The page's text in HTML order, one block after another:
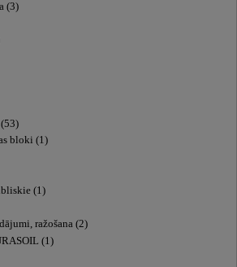
(3)
bloki (1)
Peldbaseini, privātie, publiskie (1)
ražošana (2)
(1)